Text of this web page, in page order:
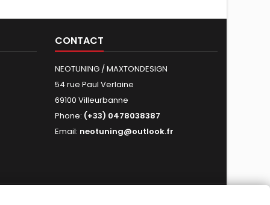
CONTACT
NEOTUNING / MAXTONDESIGN
54 rue Paul Verlaine
69100 Villeurbanne
Phone: (+33) 0478038387
Email: neotuning@outlook.fr